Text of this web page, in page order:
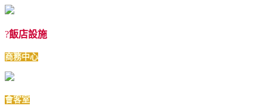
?飯店設施
商務中心
會客室